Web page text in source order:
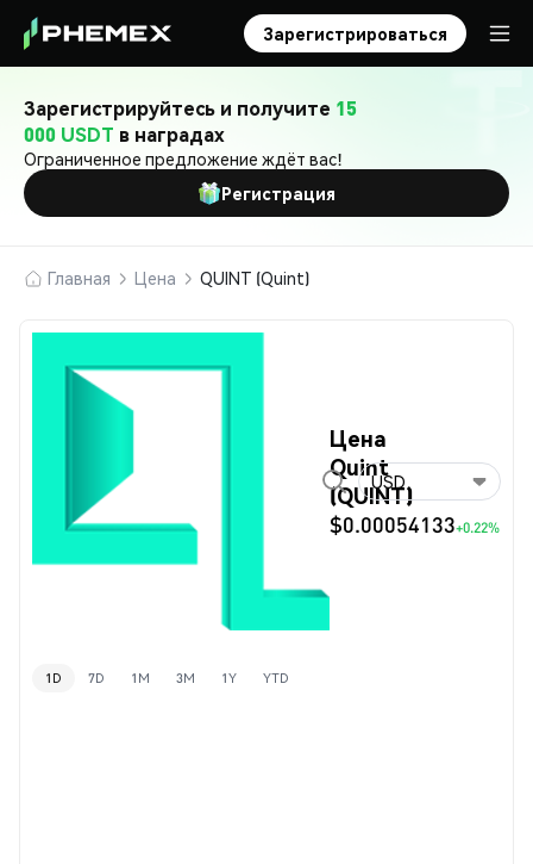
Зарегистрироваться
Зарегистрируйтесь и получите 15
000 USDT в наградах
Ограниченное предложение ждёт вас!
Регистрация
Главная Цена QUINT (Quint)
Цена
Quint
(QUINT)
$0.00054133+0.22%
USD
1D 7D 1M 3M 1Y YTD